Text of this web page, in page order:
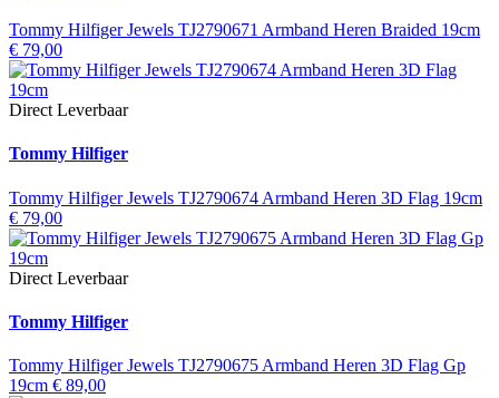
Tommy Hilfiger Jewels TJ2790671 Armband Heren Braided 19cm
€ 79,00
Direct Leverbaar
Tommy Hilfiger
Tommy Hilfiger Jewels TJ2790674 Armband Heren 3D Flag 19cm
€ 79,00
Direct Leverbaar
Tommy Hilfiger
Tommy Hilfiger Jewels TJ2790675 Armband Heren 3D Flag Gp
19cm € 89,00